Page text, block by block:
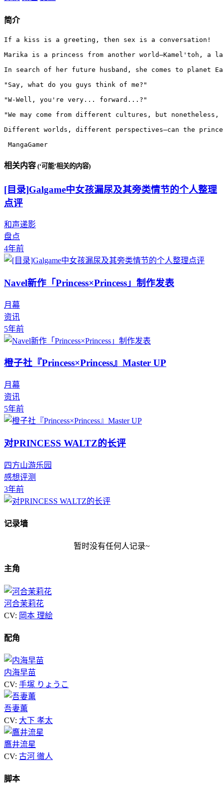
简介
If a kiss is a greeting, then sex is a conversation!
Marika is a princess from another world—Kamel'toh, a
In search of her future husband, she comes to planet
"Say, what do you guys think of me?"
"W-Well, you're very... forward...?"
"We may come from different cultures, but
Different worlds, different perspectives—can the
MangaGamer
相关内容 (‘可能’相关的内容)
[目录]Galgame中女孩漏尿及其旁类情节的个人整理
点评
和声递影
盘点
4年前
Navel新作「Princess×Princess」制作发表
月幕
资讯
5年前
橙子社『Princess×Princess』Master UP
月幕
资讯
5年前
对PRINCESS WALTZ的长评
四方山游乐园
感想评测
3年前
记录墙
暂时没有任何人记录~
主角
河合茉莉花
CV: 岡本 理絵
配角
内海早苗
CV: 手塚 りょうこ
吾妻薫
CV: 大下 孝太
鷹井流星
CV: 古河 徹人
脚本